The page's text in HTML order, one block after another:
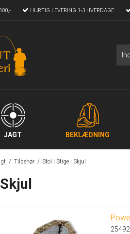
HURTIG LEVERING 1-3 HVERDAGE
JAGT BEKLÆDNING
/ Tilbehør / Stol | Stige | Skjul